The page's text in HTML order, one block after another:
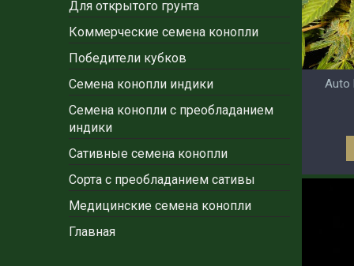
Для открытого грунта
Коммерческие семена конопли
Победители кубков
Семена конопли индики
Семена конопли с преобладанием
индики
Сативные семена конопли
Сорта с преобладанием сативы
Медицинские семена конопли
Главная
Auto